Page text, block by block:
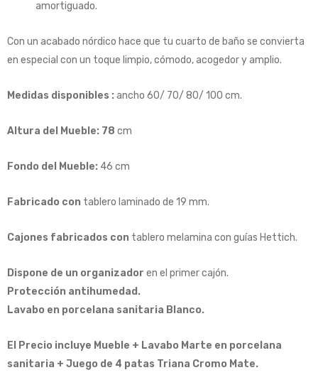
amortiguado.
Con un acabado nórdico hace que tu cuarto de baño se convierta
en especial con un toque limpio, cómodo, acogedor y amplio.
Medidas disponibles : ancho 60/ 70/ 80/ 100 cm.
Altura del Mueble: 78 cm
Fondo del Mueble: 46 cm
Fabricado con tablero laminado de 19 mm.
Cajones fabricados con tablero melamina con guías Hettich.
Dispone de un organizador en el primer cajón.
Protección antihumedad.
Lavabo en porcelana sanitaria Blanco.
El Precio incluye Mueble + Lavabo Marte en porcelana
sanitaria + Juego de 4 patas Triana Cromo Mate.